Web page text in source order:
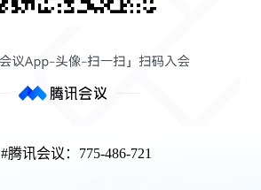
#腾讯会议：775-486-721